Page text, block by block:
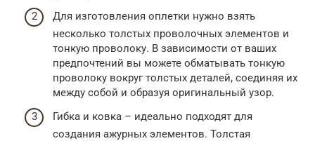
Для изготовления оплетки нужно взять
несколько толстых проволочных элементов и
тонкую проволоку. В зависимости от ваших
предпочтений вы можете обматывать тонкую
проволоку вокруг толстых деталей, соединяя их
между собой и образуя оригинальный узор.
Гибка и ковка – идеально подходят для
создания ажурных элементов. Толстая